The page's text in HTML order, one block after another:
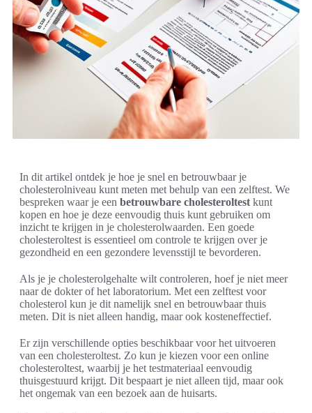
In dit artikel ontdek je hoe je snel en betrouwbaar je
cholesterolniveau kunt meten met behulp van een zelftest. We
bespreken waar je een betrouwbare cholesteroltest kunt
kopen en hoe je deze eenvoudig thuis kunt gebruiken om
inzicht te krijgen in je cholesterolwaarden. Een goede
cholesteroltest is essentieel om controle te krijgen over je
gezondheid en een gezondere levensstijl te bevorderen.
Als je je cholesterolgehalte wilt controleren, hoef je niet meer
naar de dokter of het laboratorium. Met een zelftest voor
cholesterol kun je dit namelijk snel en betrouwbaar thuis
meten. Dit is niet alleen handig, maar ook kosteneffectief.
Er zijn verschillende opties beschikbaar voor het uitvoeren
van een cholesteroltest. Zo kun je kiezen voor een online
cholesteroltest, waarbij je het testmateriaal eenvoudig
thuisgestuurd krijgt. Dit bespaart je niet alleen tijd, maar ook
het ongemak van een bezoek aan de huisarts.